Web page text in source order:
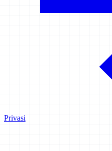
Privasi